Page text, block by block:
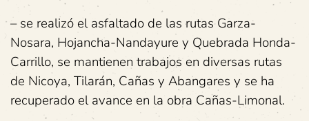
– se realizó el asfaltado de las rutas Garza-
Nosara, Hojancha-Nandayure y Quebrada Honda-
Carrillo, se mantienen trabajos en diversas rutas
de Nicoya, Tilarán, Cañas y Abangares y se ha
recuperado el avance en la obra Cañas-Limonal.